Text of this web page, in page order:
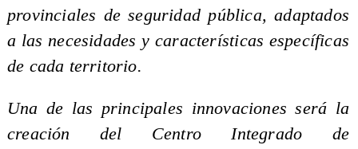
provinciales de seguridad pública, adaptados
a las necesidades y características específicas
de cada territorio.
Una de las principales innovaciones será la
creación del Centro Integrado de